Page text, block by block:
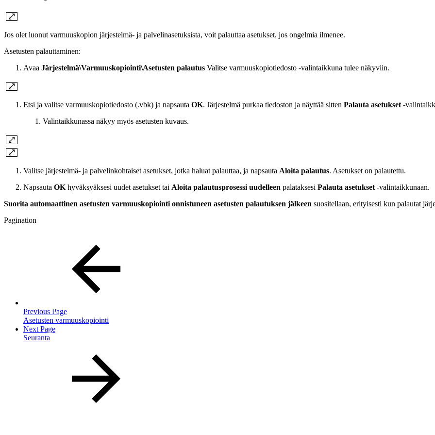
Jos olet luonut varmuuskopion järjestelmä- ja palvelinasetuksista, voit palauttaa asetukset, jos ongelmia ilmenee.
Asetusten palauttaminen:
Avaa Järjestelmä\Varmuuskopiointi\Asetusten palautus Valitse varmuuskopiotiedosto -valintaikkuna tulee näkyviin.
Etsi ja valitse varmuuskopiotiedosto (.vbk) ja napsauta OK. Järjestelmä purkaa tiedoston ja näyttää sitten Palauta asetukset -
Valintaikkunassa näkyy myös asetusten kuvaus.
Valitse järjestelmä- ja palvelinkohtaiset asetukset, jotka haluat palauttaa, ja napsauta Aloita palautus. Asetukset on palautettu.
Napsauta OK hyväksyäksesi uudet asetukset tai Aloita palautusprosessi uudelleen palataksesi Palauta asetukset -valintaikkunaan.
Suorita automaattinen asetusten varmuuskopiointi onnistuneen asetusten palautuksen jälkeen suositellaan, erityisesti kun palautat
Pagination
Previous Page
Asetusten varmuuskopiointi
Next Page
Seuranta